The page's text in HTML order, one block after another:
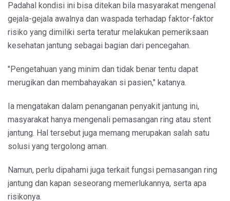
Padahal kondisi ini bisa ditekan bila masyarakat mengenal
gejala-gejala awalnya dan waspada terhadap faktor-faktor
risiko yang dimiliki serta teratur melakukan pemeriksaan
kesehatan jantung sebagai bagian dari pencegahan.
"Pengetahuan yang minim dan tidak benar tentu dapat
merugikan dan membahayakan si pasien," katanya.
Ia mengatakan dalam penanganan penyakit jantung ini,
masyarakat hanya mengenali pemasangan ring atau stent
jantung. Hal tersebut juga memang merupakan salah satu
solusi yang tergolong aman.
Namun, perlu dipahami juga terkait fungsi pemasangan ring
jantung dan kapan seseorang memerlukannya, serta apa
risikonya.